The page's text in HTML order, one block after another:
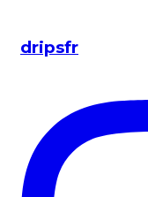
dripsfr